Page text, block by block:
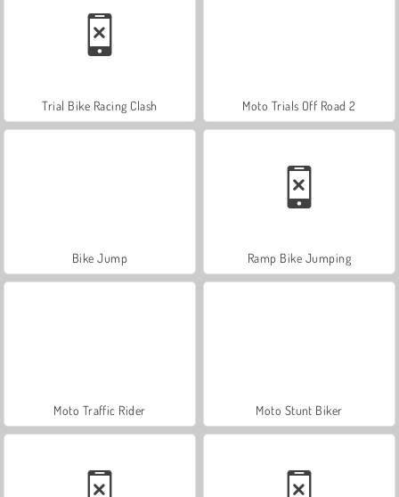
Trial Bike Racing Clash Moto Trials Off Road 2
Bike Jump Ramp Bike Jumping
Moto Traffic Rider Moto Stunt Biker